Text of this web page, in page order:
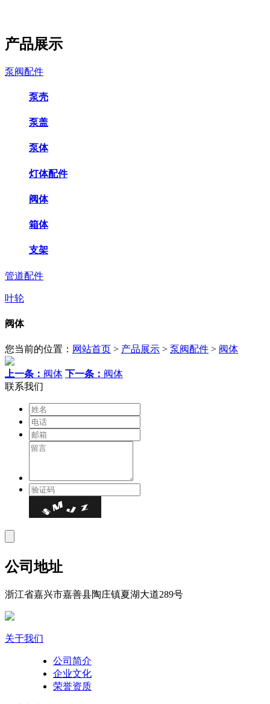
产品展示
泵阀配件
泵壳
泵盖
泵体
灯体配件
阀体
箱体
支架
管道配件
叶轮
阀体
您当前的位置： 网站首页 > 产品展示 > 泵阀配件 > 阀体
上一条： 阀体 下一条： 阀体
联系我们
公司地址
浙江省嘉兴市嘉善县陶庄镇夏湖大道289号
关于我们
公司简介
企业文化
荣誉资质